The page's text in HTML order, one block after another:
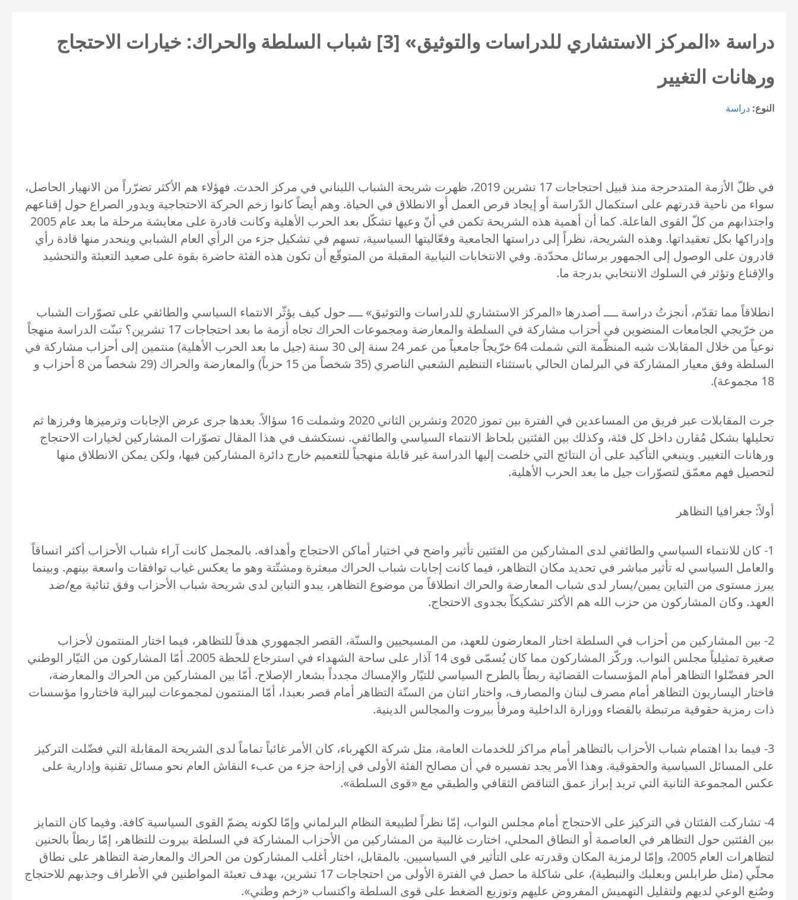
دراسة «المركز الاستشاري للدراسات والتوثيق» [3] شباب السلطة والحراك: خيارات الاحتجاج
ورهانات التغيير
النوع: دراسة
في ظلّ الأزمة المتدحرجة منذ قبيل احتجاجات 17 تشرين 2019، ظهرت شريحة الشباب اللبناني في مركز الحدث. فهؤلاء هم الأكثر تضرّراً من الانهيار الحاصل،
سواء من ناحية قدرتهم على استكمال الدّراسة أو إيجاد فرص العمل أو الانطلاق في الحياة. وهم أيضاً كانوا زخم الحركة الاحتجاجية ويدور الصراع حول إقناعهم
واجتذابهم من كلّ القوى الفاعلة. كما أن أهمية هذه الشريحة تكمن في أنّ وعيها تشكّل بعد الحرب الأهلية وكانت قادرة على معايشة مرحلة ما بعد عام 2005
وإدراكها بكل تعقيداتها. وهذه الشريحة، نظراً إلى دراستها الجامعية وفعّاليتها السياسية، تسهم في تشكيل جزء من الرأي العام الشبابي وينحدر منها قادة رأي
قادرون على الوصول إلى الجمهور برسائل محدّدة. وفي الانتخابات النيابية المقبلة من المتوقّع أن تكون هذه الفئة حاضرة بقوة على صعيد التعبئة والتحشيد
والإقناع وتؤثر في السلوك الانتخابي بدرجة ما.
انطلاقاً مما تقدّم، أنجزتُ دراسة ــــ أصدرها «المركز الاستشاري للدراسات والتوثيق» ــــ حول كيف يؤثّر الانتماء السياسي والطائفي على تصوّرات الشباب
من خرّيجي الجامعات المنضوين في أحزاب مشاركة في السلطة والمعارضة ومجموعات الحراك تجاه أزمة ما بعد احتجاجات 17 تشرين؟ تبنّت الدراسة منهجاً
نوعياً من خلال المقابلات شبه المنظّمة التي شملت 64 خرّيجاً جامعياً من عمر 24 سنة إلى 30 سنة (جيل ما بعد الحرب الأهلية) منتمين إلى أحزاب مشاركة في
السلطة وفق معيار المشاركة في البرلمان الحالي باستثناء التنظيم الشعبي الناصري (35 شخصاً من 15 حزباً) والمعارضة والحراك (29 شخصاً من 8 أحزاب و
18 مجموعة).
جرت المقابلات عبر فريق من المساعدين في الفترة بين تموز 2020 وتشرين الثاني 2020 وشملت 16 سؤالاً. بعدها جرى عرض الإجابات وترميزها وفرزها ثم
تحليلها بشكل مُقارن داخل كل فئة، وكذلك بين الفئتين بلحاظ الانتماء السياسي والطائفي. نستكشف في هذا المقال تصوّرات المشاركين لخيارات الاحتجاج
ورهانات التغيير. وينبغي التأكيد على أن النتائج التي خلصت إليها الدراسة غير قابلة منهجياً للتعميم خارج دائرة المشاركين فيها، ولكن يمكن الانطلاق منها
لتحصيل فهم معمّق لتصوّرات جيل ما بعد الحرب الأهلية.
أولاً: جغرافيا التظاهر
1- كان للانتماء السياسي والطائفي لدى المشاركين من الفئتين تأثير واضح في اختيار أماكن الاحتجاج وأهدافه. بالمجمل كانت آراء شباب الأحزاب أكثر اتساقاً
والعامل السياسي له تأثير مباشر في تحديد مكان التظاهر، فيما كانت إجابات شباب الحراك مبعثرة ومشتّتة وهو ما يعكس غياب توافقات واسعة بينهم. وبينما
يبرز مستوى من التباين يمين/يسار لدى شباب المعارضة والحراك انطلاقاً من موضوع التظاهر، يبدو التباين لدى شريحة شباب الأحزاب وفق ثنائية مع/ضد
العهد. وكان المشاركون من حزب الله هم الأكثر تشكيكاً بجدوى الاحتجاج.
2- بين المشاركين من أحزاب في السلطة اختار المعارضون للعهد، من المسيحيين والسنّة، القصر الجمهوري هدفاً للتظاهر، فيما اختار المنتمون لأحزاب
صغيرة تمثيلياً مجلس النواب. وركّز المشاركون مما كان يُسمّى قوى 14 آذار على ساحة الشهداء في استرجاع للحظة 2005. أمّا المشاركون من التيّار الوطني
الحر ففضّلوا التظاهر أمام المؤسسات القضائية ربطاً بالطرح السياسي للتيّار والإمساك مجدداً بشعار الإصلاح. أمّا بين المشاركين من الحراك والمعارضة،
فاختار اليساريون التظاهر أمام مصرف لبنان والمصارف، واختار اثنان من السنّة التظاهر أمام قصر بعبدا، أمّا المنتمون لمجموعات ليبرالية فاختاروا مؤسسات
ذات رمزية حقوقية مرتبطة بالقضاء ووزارة الداخلية ومرفأ بيروت والمجالس الدينية.
3- فيما بدا اهتمام شباب الأحزاب بالتظاهر أمام مراكز للخدمات العامة، مثل شركة الكهرباء، كان الأمر غائباً تماماً لدى الشريحة المقابلة التي فضّلت التركيز
على المسائل السياسية والحقوقية. وهذا الأمر يجد تفسيره في أن مصالح الفئة الأولى في إزاحة جزء من عبء النقاش العام نحو مسائل تقنية وإدارية على
عكس المجموعة الثانية التي تريد إبراز عمق التناقض الثقافي والطبقي مع «قوى السلطة».
4- تشاركت الفئتان في التركيز على الاحتجاج أمام مجلس النواب، إمّا نظراً لطبيعة النظام البرلماني وإمّا لكونه يضمّ القوى السياسية كافة. وفيما كان التمايز
بين الفئتين حول التظاهر في العاصمة أو النطاق المحلي، اختارت غالبية من المشاركين من الأحزاب المشاركة في السلطة بيروت للتظاهر، إمّا ربطاً بالحنين
لتظاهرات العام 2005، وإمّا لرمزية المكان وقدرته على التأثير في السياسيين. بالمقابل، اختار أغلب المشاركون من الحراك والمعارضة التظاهر على نطاق
محلّي (مثل طرابلس وبعلبك والنبطية)، على شاكلة ما حصل في الفترة الأولى من احتجاجات 17 تشرين، بهدف تعبئة المواطنين في الأطراف وجذبهم للاحتجاج
وصُنع الوعي لديهم ولتقليل التهميش المفروض عليهم وتوزيع الضغط على قوى السلطة واكتساب «زخم وطني».